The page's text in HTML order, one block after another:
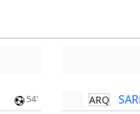
54' ARQ